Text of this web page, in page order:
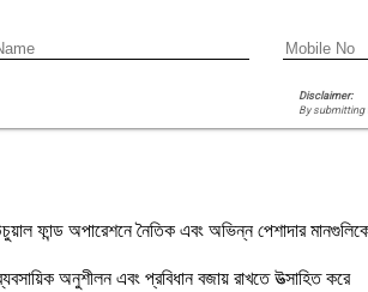
Disclaimer:
By
ফান্ড অপারেশনে নৈতিক এবং অভিন্ন পেশাদার
অনুশীলন এবং প্রবিধান বজায় রাখতে উত্সাহিত করে